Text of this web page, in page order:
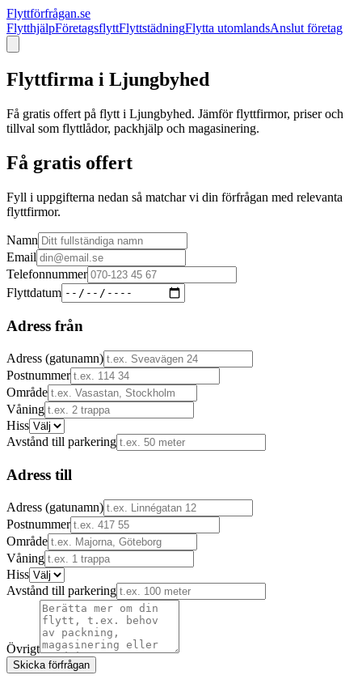
Flyttförfrågan.se
FlytthjälpFöretagsflyttFlyttstädningFlytta utomlandsAnslut företag
Flyttfirma i Ljungbyhed
Få gratis offert på flytt i Ljungbyhed. Jämför flyttfirmor, priser och
tillval som flyttlådor, packhjälp och magasinering.
Få gratis offert
Fyll i uppgifterna nedan så matchar vi din förfrågan med relevanta
flyttfirmor.
Namn
Email
Telefonnummer
Flyttdatum
Adress från
Adress (gatunamn)
Postnummer
Område
Våning
Hiss
Avstånd till parkering
Adress till
Adress (gatunamn)
Postnummer
Område
Våning
Hiss
Avstånd till parkering
Övrigt
Skicka förfrågan